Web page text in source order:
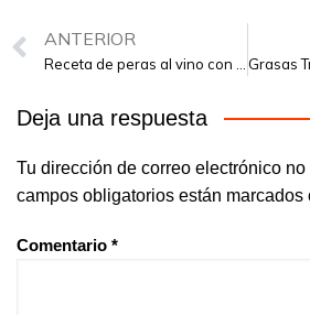
ANTERIOR
Deja una respuesta
Tu dirección de correo electrónico
campos obligatorios están marcados
Comentario *